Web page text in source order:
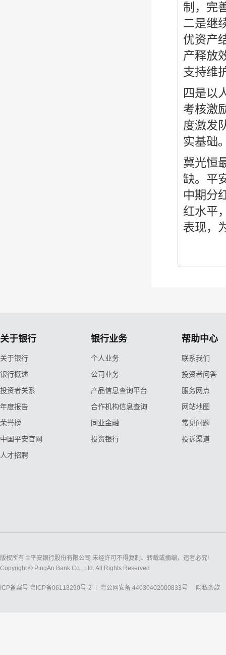
制，完
二是继
优资产
产释放
支持维
四是以
考核激
度激发
实基础
冀光恒
缺。平
中期分
红水平
表现，
关于银行
关于银行
银行概述
投资者关系
年度报告
荣誉榜
中国平安官网
人才招聘
银行业务
个人业务
公司业务
产品信息查询平台
合作机构信息查询
同业金融
投资银行
帮助中心
联系我们
投资者问答
服务网点
网站地图
常见问题
投诉渠道
版权所有 ©平安银行股份有限公司 未经许可不得复制、转载或摘编，违者必究!
Copyright © PingAn Bank Co., Ltd. All Rights Reserved
ICP备案号 粤ICP备06118290号-2 粤公网安备 44030402000833号 隐私条款